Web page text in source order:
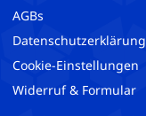
AGBs
Datenschutzerklärung
Cookie-Einstellungen
Widerruf & Formular